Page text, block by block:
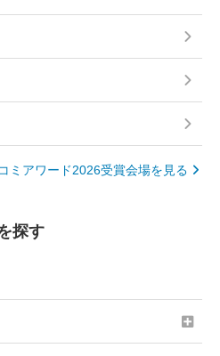
ミアワード2026受賞会場を見る
探す